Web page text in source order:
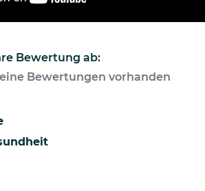
Bewertung ab:
Bewertungen vorhanden